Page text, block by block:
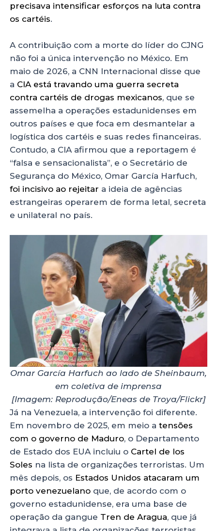
precisava intensificar esforços na luta contra
os cartéis.
A contribuição com a morte do líder do CJNG
não foi a única intervenção no México. Em
maio de 2026, a CNN Internacional disse que
a CIA está travando uma guerra secreta
contra cartéis de drogas mexicanos, que se
assemelha a operações estadunidenses em
outros países e que foca em desmantelar a
logística dos cartéis e suas redes financeiras.
Contudo, a CIA afirmou que a reportagem é
“falsa e sensacionalista”, e o Secretário de
Segurança do México, Omar García Harfuch,
foi incisivo ao rejeitar a ideia de agências
estrangeiras operarem de forma letal, secreta
e unilateral no país.
Omar García Harfuch ao lado de Sheinbaum,
em coletiva de imprensa
[Imagem: Reprodução/Eneas de Troya/Flickr]
Já na Venezuela, a intervenção foi diferente.
Em novembro de 2025, em meio a tensões
com o governo de Maduro, o Departamento
de Estado dos EUA incluiu o Cartel de los
Soles na lista de organizações terroristas. Um
mês depois, os Estados Unidos atacaram um
porto venezuelano que, de acordo com o
governo estadunidense, era uma base de
operação da gangue Tren de Aragua, que já